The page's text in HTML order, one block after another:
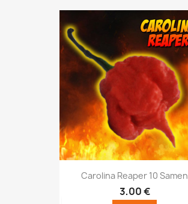
Carolina Reaper 10 Samen
3,00 €